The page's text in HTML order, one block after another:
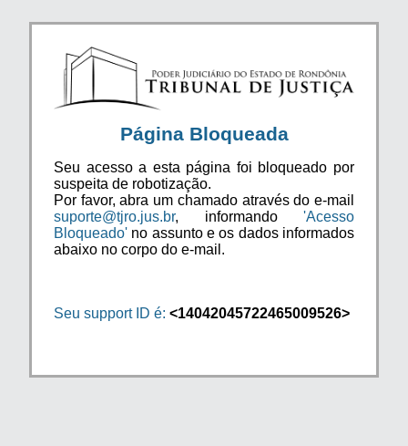
Página Bloqueada
Seu acesso a esta página foi bloqueado por
suspeita de robotização.
Por favor, abra um chamado através do e-mail
suporte@tjro.jus.br, informando 'Acesso
Bloqueado' no assunto e os dados informados
abaixo no corpo do e-mail.
Seu support ID é: <14042045722465009526>